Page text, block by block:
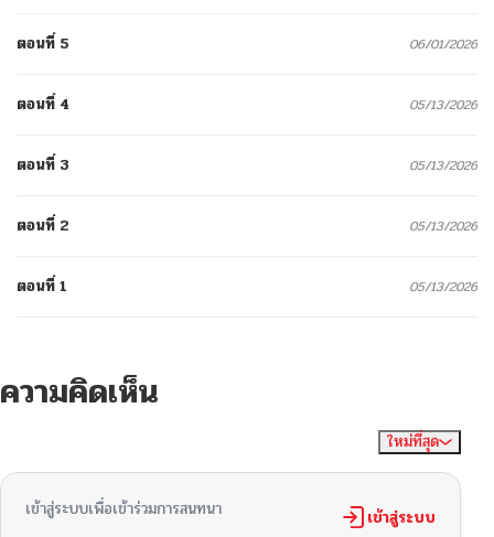
ตอนที่ 5 06/01/2026
ตอนที่ 4 05/13/2026
ตอนที่ 3 05/13/2026
ตอนที่ 2 05/13/2026
ตอนที่ 1 05/13/2026
ความคิดเห็น
ใหม่ที่สุด
เข้าสู่ระบบเพื่อเข้าร่วมการสนทนา เข้าสู่ระบบ